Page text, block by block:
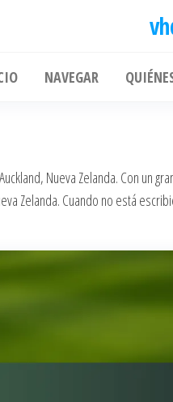
NAVEGAR
Nueva Zelanda. Con un
Zelanda. Cuando no está